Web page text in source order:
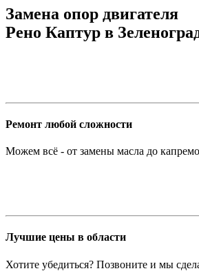
Замена опор двигателя
Рено Каптур в
Ремонт любой сложности
Можем всё - от замены масла до
Лучшие цены в области
Хотите убедиться? Позвоните и мы